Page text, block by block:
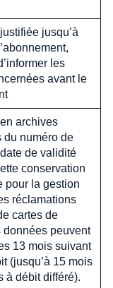
jusqu’à
les
avant le
archives
du numéro de
de validité
conservation
pour la gestion
réclamations
cartes de
données peuvent
13 mois suivant
(jusqu’à 15 mois
à débit différé).